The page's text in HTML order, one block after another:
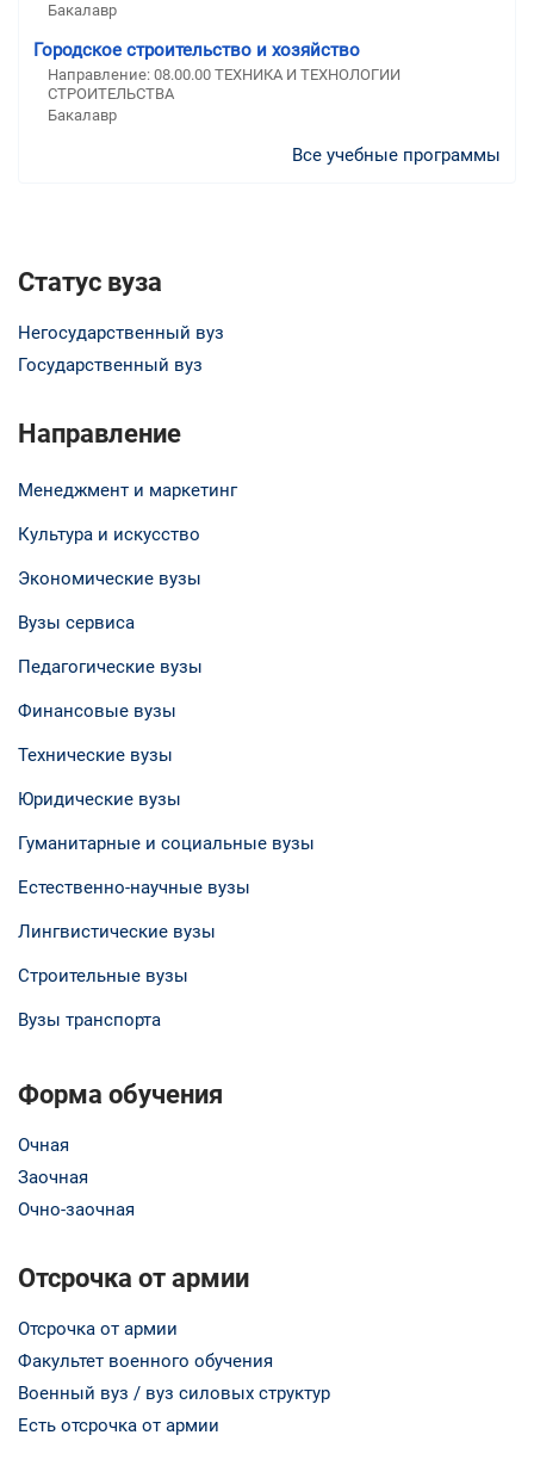
Бакалавр
Городское строительство и хозяйство
Направление: 08.00.00 ТЕХНИКА И ТЕХНОЛОГИИ
СТРОИТЕЛЬСТВА
Бакалавр
Все учебные программы
Статус вуза
Негосударственный вуз
Государственный вуз
Направление
Менеджмент и маркетинг
Культура и искусство
Экономические вузы
Вузы сервиса
Педагогические вузы
Финансовые вузы
Технические вузы
Юридические вузы
Гуманитарные и социальные вузы
Естественно-научные вузы
Лингвистические вузы
Строительные вузы
Вузы транспорта
Форма обучения
Очная
Заочная
Очно-заочная
Отсрочка от армии
Отсрочка от армии
Факультет военного обучения
Военный вуз / вуз силовых структур
Есть отсрочка от армии